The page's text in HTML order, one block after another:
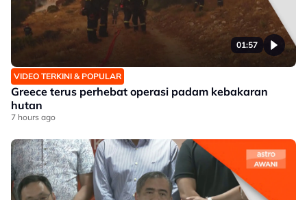
01:57
VIDEO TERKINI & POPULAR
Greece terus perhebat operasi padam kebakaran
hutan
7 hours ago